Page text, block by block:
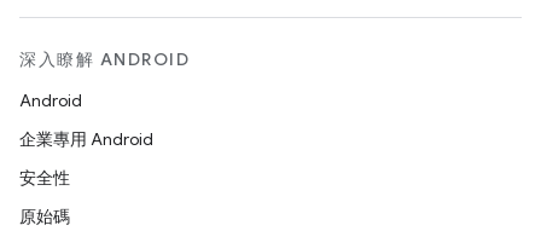
深入瞭解 ANDROID
Android
企業專用 Android
安全性
原始碼